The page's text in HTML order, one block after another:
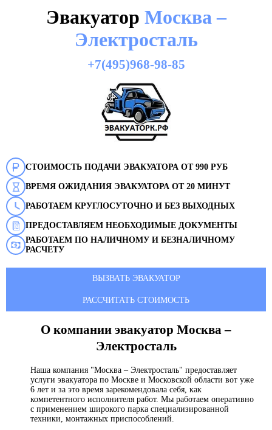
Эвакуатор Москва –
Электросталь
+7(495)968-98-85
СТОИМОСТЬ ПОДАЧИ ЭВАКУАТОРА ОТ 990 РУБ
ВРЕМЯ ОЖИДАНИЯ ЭВАКУАТОРА ОТ 20 МИНУТ
РАБОТАЕМ КРУГЛОСУТОЧНО И БЕЗ ВЫХОДНЫХ
ПРЕДОСТАВЛЯЕМ НЕОБХОДИМЫЕ ДОКУМЕНТЫ
РАБОТАЕМ ПО НАЛИЧНОМУ И БЕЗНАЛИЧНОМУ
РАСЧЕТУ
ВЫЗВАТЬ ЭВАКУАТОР
РАССЧИТАТЬ СТОИМОСТЬ
О компании эвакуатор Москва –
Электросталь
Наша компания "Москва – Электросталь" предоставляет
услуги эвакуатора по Москве и Московской области вот уже
6 лет и за это время зарекомендовала себя, как
компетентного исполнителя работ. Мы работаем оперативно
с применением широкого парка специализированной
техники, монтажных приспособлений.